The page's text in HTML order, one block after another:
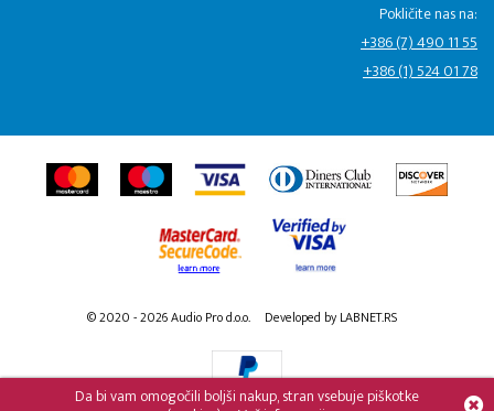
Da bi vam omogočili boljši nakup, stran vsebuje piškotke
Pokličite nas na:
+386 (7) 490 11 55
+386 (1) 524 01 78
© 2020 - 2026 Audio Pro d.o.o. Developed by LABNET.RS